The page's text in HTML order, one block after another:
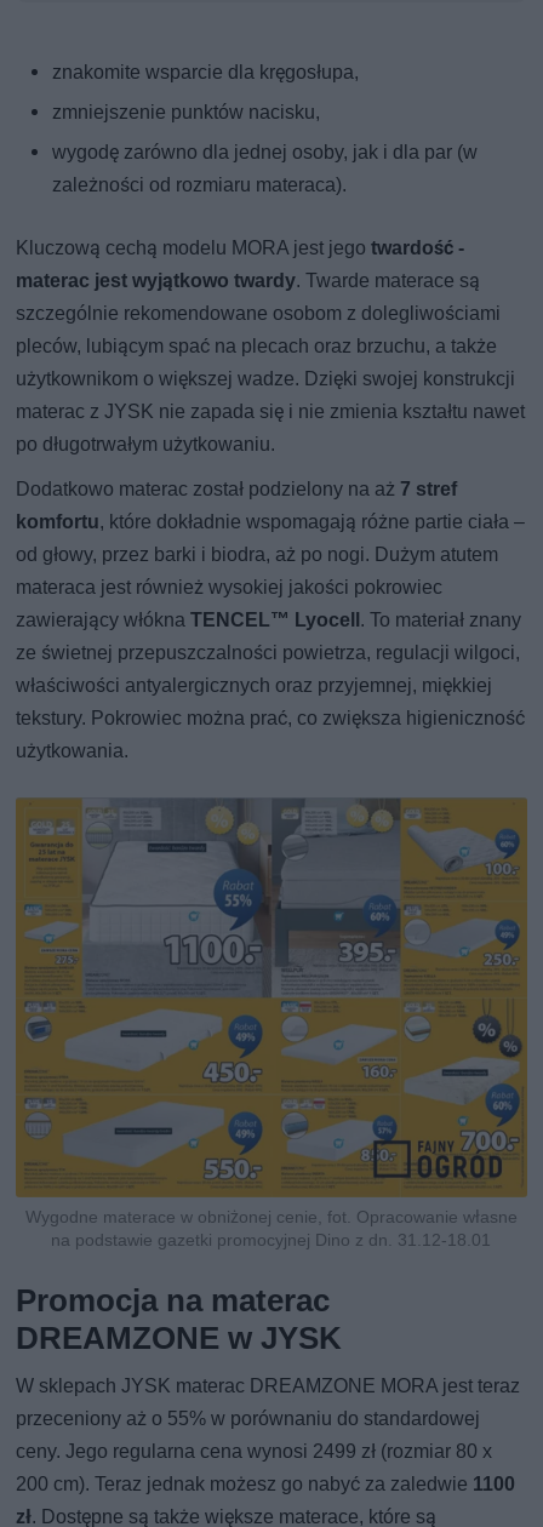
znakomite wsparcie dla kręgosłupa,
zmniejszenie punktów nacisku,
wygodę zarówno dla jednej osoby, jak i dla par (w
zależności od rozmiaru materaca).
Kluczową cechą modelu MORA jest jegotwardość -
materac jest wyjątkowo twardy. Twarde materace są
szczególnie rekomendowane osobom z dolegliwościami
pleców, lubiącym spać na plecach oraz brzuchu, a także
użytkownikom o większej wadze. Dzięki swojej konstrukcji
materac z JYSK nie zapada się i nie zmienia kształtu nawet
po długotrwałym użytkowaniu.
Dodatkowo materac został podzielony na aż 7 stref
komfortu, które dokładnie wspomagają różne partie ciała –
od głowy, przez barki i biodra, aż po nogi. Dużym atutem
materaca jest również wysokiej jakości pokrowiec
zawierający włóknaTENCEL™ Lyocell. To materiał znany
ze świetnej przepuszczalności powietrza, regulacji wilgoci,
właściwości antyalergicznych oraz przyjemnej, miękkiej
tekstury. Pokrowiec można prać, co zwiększa higieniczność
użytkowania.
Wygodne materace w obniżonej cenie, fot. Opracowanie własne
na podstawie gazetki promocyjnej Dino z dn. 31.12-18.01
Promocja na materac
DREAMZONE w JYSK
W sklepach JYSK materac DREAMZONE MORA jest teraz
przeceniony aż o 55% w porównaniu do standardowej
ceny. Jego regularna cena wynosi 2499 zł (rozmiar 80 x
200 cm). Teraz jednak możesz go nabyć za zaledwie 1100
zł. Dostępne są także większe materace, które są